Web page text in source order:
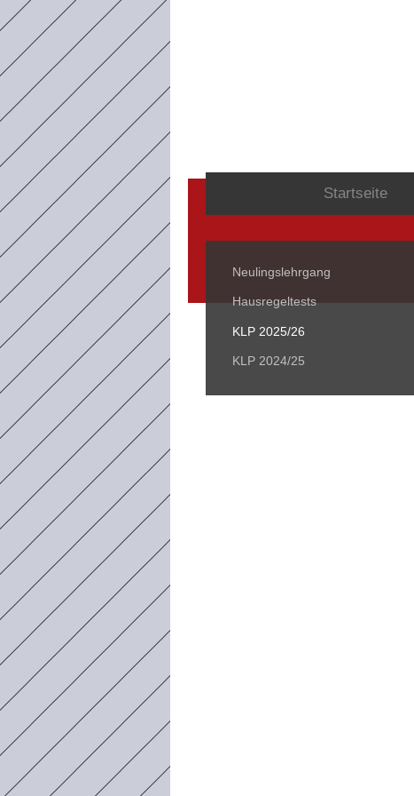
Startseite
Neulingslehrgang
Hausregeltests
KLP 2025/26
KLP 2024/25